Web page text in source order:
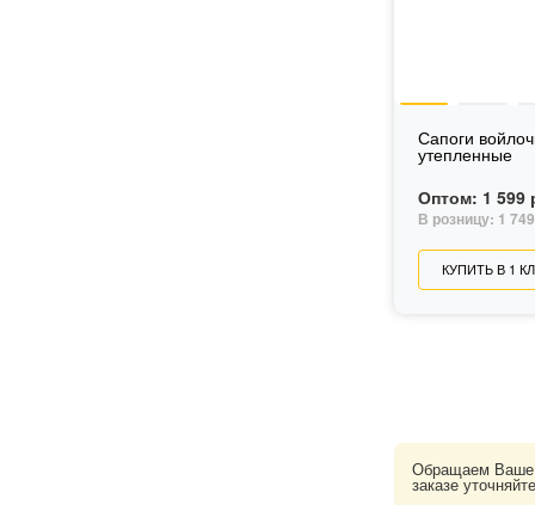
Сапоги
утепленные
Оптом: 1 599
В розницу: 1
КУПИТЬ В 1
Обращаем Ваше
заказе